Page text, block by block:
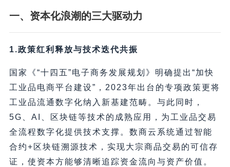
一、资本化浪潮的三大驱动力
1.政策红利释放与技术迭代共振
国家《“十四五”电子商务发展规划》明确提出“加快
工业品电商平台建设”，2023年出台的专项政策更将
工业品流通数字化纳入新基建范畴。与此同时，
5G、AI、区块链等技术的成熟应用，为工业品交易
全流程数字化提供技术支撑。数商云系统通过智能
合约+区块链溯源技术，实现大宗商品交易的可信存
证，使资本方能够清晰追踪资金流向与资产价值。